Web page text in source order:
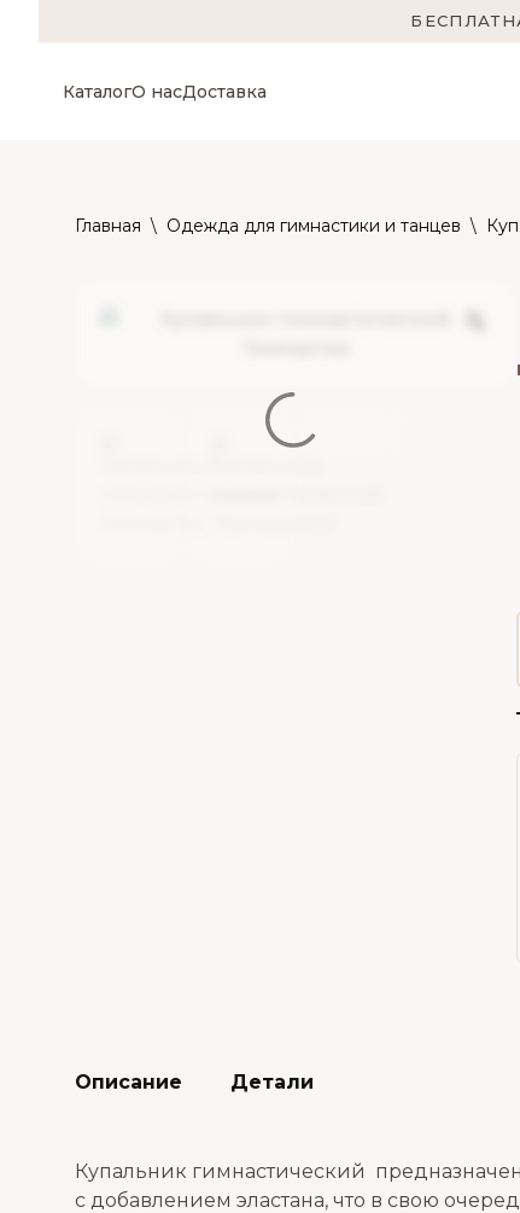
КаталогО насДоставка
Главная \ Одежда для гимнастики и танцев \
Описание Детали
Купальник гимнастический
с добавлением эластана, что в свою